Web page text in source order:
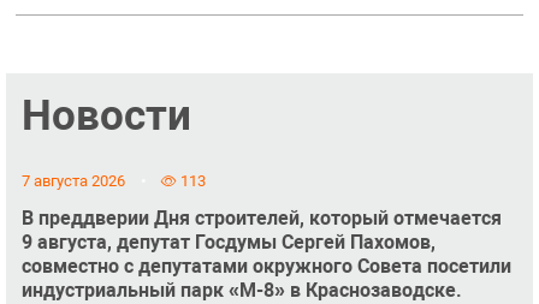
Новости
7 августа 2026 113
В преддверии Дня строителей, который отмечается
9 августа, депутат Госдумы Сергей Пахомов,
совместно с депутатами окружного Совета посетили
индустриальный парк «М-8» в Краснозаводске.